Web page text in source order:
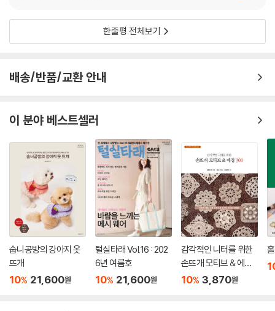
한줄평 전체보기
배송/반품/교환 안내
이 분야 베스트셀러
숩니공방의 강아지 옷
뜨개
10% 21,600원
털실타래 Vol.16 : 202
6년 여름호
10% 21,600원
감각적인 니터를 위한
손뜨개 모티브 & 에징
300
10% 3,870원